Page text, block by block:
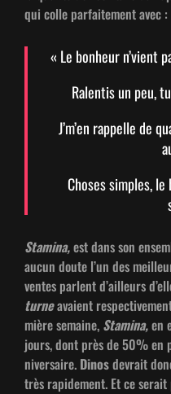
qui colle par­faite­ment avec :
« Le bon­heur n’vient
Ralen­tis un peu,
J’m’en rap­pelle de
Choses sim­ples,
Sta­mi­na,est dans son
aucun doute l’un des
ventes par­lent d’ailleurs
turneavaient
mière semaine, Sta­mi­na,en
jours, dont près de 50% en
niver­saire. Dinosdevrait
très rapi­de­ment. Et ce